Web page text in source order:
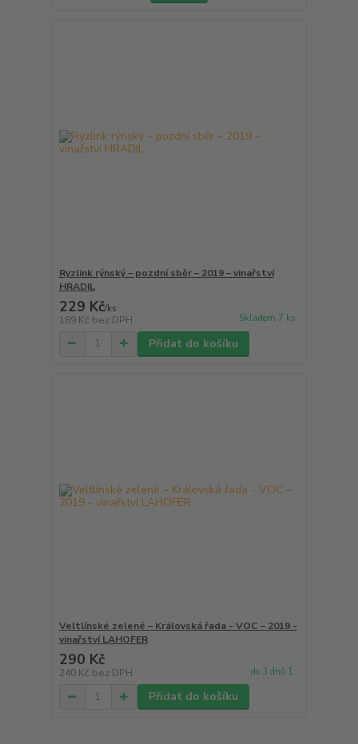
Ryzlink rýnský – pozdní sběr – 2019 – vinařství
HRADIL
229 Kč/ks
189 Kč bez DPH Skladem 7 ks
Přidat do košíku
Veltlínské zelené – Královská řada - VOC – 2019 -
vinařství LAHOFER
290 Kč
240 Kč bez DPH do 3 dnů 1
Přidat do košíku